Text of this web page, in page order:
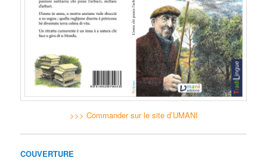
>>> Commander sur le site d’UMANI
COUVERTURE